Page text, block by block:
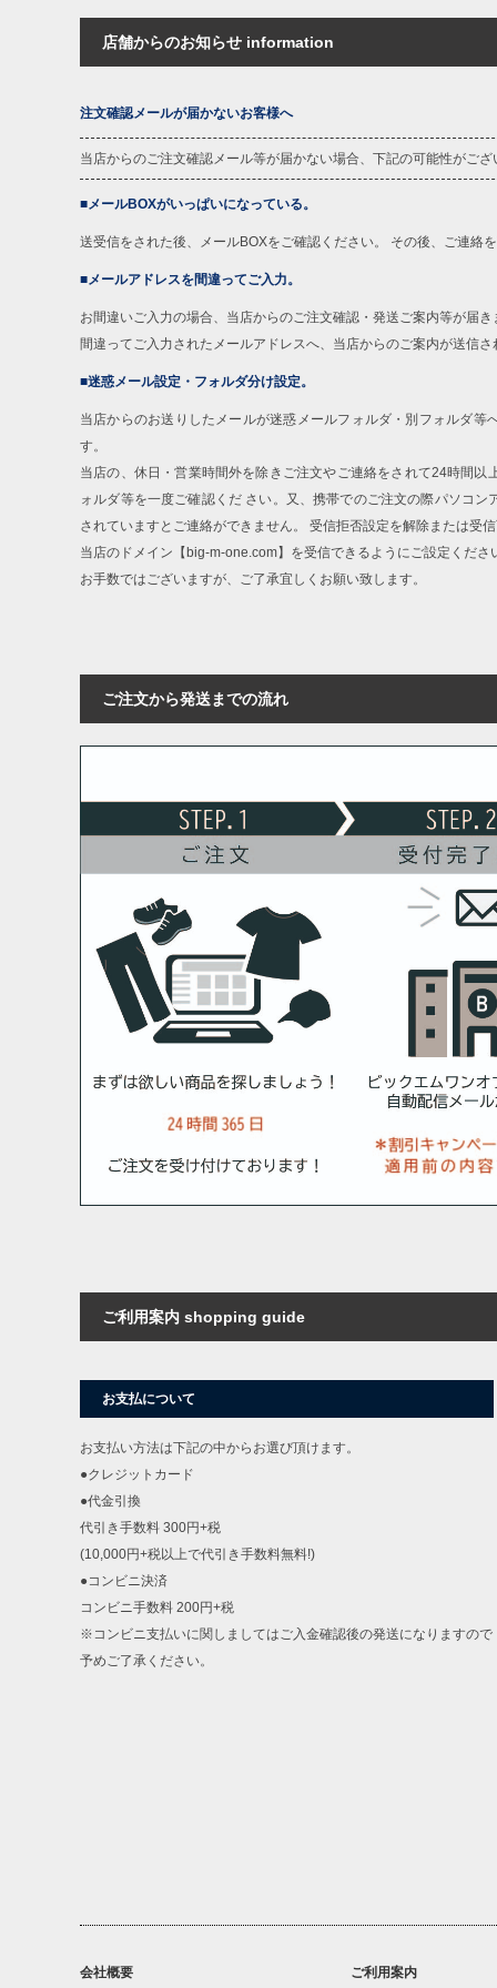
※上記サイズが実際の商品に付いている
商品付属タグの記載もご確認下さい。
寄せ等により、お客様にご迷惑をお掛け
限に努めておりますが、もしあった場合
※【ボトムの裾上げをご希望の場合】
裾上げ料金は500円+税となります。
1本5,999円以下の商品は有料（500円+税
尚、裾上げした商品は返品・交換不可と
端なデザインが施されている等)
返品交換希望の方は、商品到着後1週間以
下着(肌着)やワイシャツは商品の性質上
いませ。
ITEM INTRODUCTION
店舗からのお知らせ information
注文確認メールが届かないお客様へ
当店からのご注文確認メール等が届かない場合、下記の可能性がござ
■メールBOXがいっぱいになっている。
送受信をされた後、メールBOXをご確認ください。 その後、ご連絡
■メールアドレスを間違ってご入力。
お間違いご入力の場合、当店からのご注文確認・発送ご案内等が届き
間違ってご入力されたメールアドレスへ、当店からのご案内が送信さ
■迷惑メール設定・フォルダ分け設定。
当店からのお送りしたメールが迷惑メールフォルダ・別フォルダ等
す。
当店の、休日・営業時間外を除きご注文やご連絡をされて24時間
ォルダ等を一度ご確認くだ さい。又、携帯でのご注文の際パソコ
されていますとご連絡ができません。 受信拒否設定を解除または受
当店のドメイン【big-m-one.com】を受信できるようにご設定くださ
お手数ではございますが、ご了承宜しくお願い致します。
ご注文から発送までの流れ
ご利用案内 shopping guide
お支払について
お支払い方法は下記の中からお選び頂けます。
●クレジットカード
●代金引換
代引き手数料 300円+税
(10,000円+税以上で代引き手数料無料!)
●コンビニ決済
コンビニ手数料 200円+税
※コンビニ支払いに関しましてはご入金確認後の発送になりますので
予めご了承ください。
会社概要 ご利用案内